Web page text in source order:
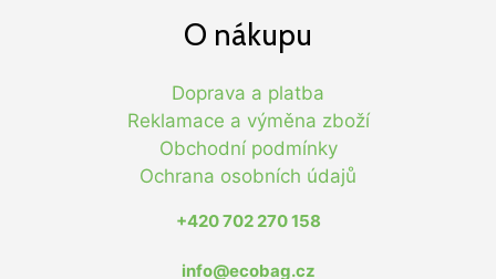
O nákupu
Doprava a platba
Reklamace a výměna zboží
Obchodní podmínky
Ochrana osobních údajů
+420 702 270 158
info@ecobag.cz